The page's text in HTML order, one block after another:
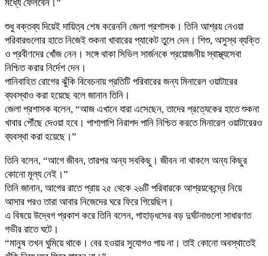
মধ্যে ফেলবেন।”
শুধু বক্তব্য দিয়েই দায়িত্ব শেষ করেননি জেলা প্রশাসক। তিনি আশ্রয় নেওয়া
পরিবারগুলোর হাতে নিজেই শুকনা খাবারের প্যাকেট তুলে দেন। শিশু, অসুস্থ ব্যক্তি
ও প্রবীণদের খোঁজ নেন। সঙ্গে থাকা সিভিল সার্জনকে প্রয়োজনীয় স্বাস্থ্যসেবা
নিশ্চিত করার নির্দেশ দেন।
পানিবাহিত রোগের ঝুঁকি বিবেচনায় প্রতিটি পরিবারের জন্য মিনারেল ওয়াটারের
ব্যবস্থাও করা হয়েছে বলে জানান তিনি।
জেলা প্রশাসক বলেন, “আজ এখানে যারা এসেছেন, তাদের প্রত্যেকের হাতে শুকনা
খাবার পৌঁছে দেওয়া হবে। পাশাপাশি নিরাপদ পানি নিশ্চিত করতে মিনারেল ওয়াটারেরও
ব্যবস্থা করা হয়েছে।”
তিনি বলেন, “আগে জীবন, তারপর অন্য সবকিছু। জীবন না থাকলে অন্য কিছুর
কোনো মূল্য নেই।”
তিনি জানান, আগের রাতে প্রায় ২৫ থেকে ২৬টি পরিবারকে আশ্রয়কেন্দ্রে নিয়ে
আসার পরও তারা আবার নিজেদের ঘরে ফিরে গিয়েছিল।
এ বিষয়ে উদ্বেগ প্রকাশ করে তিনি বলেন, পাহাড়ধসের বড় দুর্ঘটনাগুলো সাধারণত
গভীর রাতে ঘটে।
“মানুষ তখন ঘুমিয়ে থাকে। বের হওয়ার সুযোগও পায় না। তাই কোনো অবস্থাতেই